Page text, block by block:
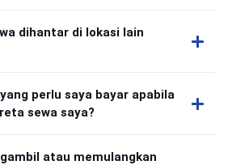
dihantar di lokasi lain
perlu saya bayar apabila
sewa saya?
atau memulangkan